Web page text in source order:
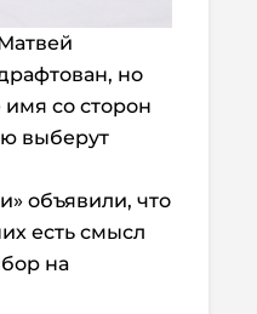
но
со сторон
выберут
объявили, что
есть смысл
на